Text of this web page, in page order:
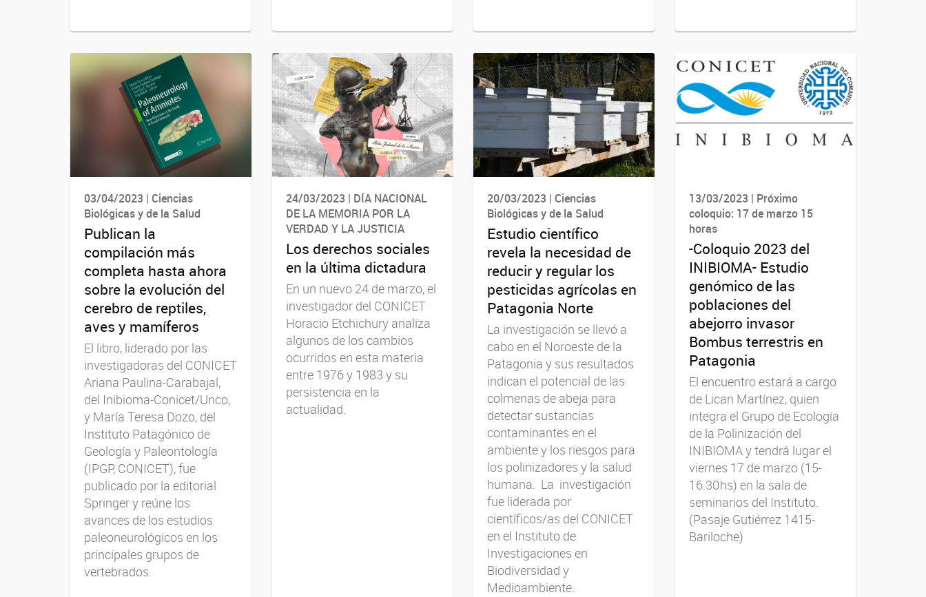
03/04/2023 | Ciencias
Biológicas y de la Salud
Publican la
compilación más
completa hasta ahora
sobre la evolución del
cerebro de reptiles,
aves y mamíferos
El libro, liderado por las
investigadoras del CONICET
Ariana Paulina-Carabajal,
del Inibioma-Conicet/Unco,
y María Teresa Dozo, del
Instituto Patagónico de
Geología y Paleontología
(IPGP, CONICET), fue
publicado por la editorial
Springer y reúne los
avances de los estudios
paleoneurológicos en los
principales grupos de
vertebrados.
24/03/2023 | DÍA NACIONAL
DE LA MEMORIA POR LA
VERDAD Y LA JUSTICIA
Los derechos sociales
en la última dictadura
En un nuevo 24 de marzo, el
investigador del CONICET
Horacio Etchichury analiza
algunos de los cambios
ocurridos en esta materia
entre 1976 y 1983 y su
persistencia en la
actualidad.
20/03/2023 | Ciencias
Biológicas y de la Salud
Estudio científico
revela la necesidad de
reducir y regular los
pesticidas agrícolas en
Patagonia Norte
La investigación se llevó a
cabo en el Noroeste de la
Patagonia y sus resultados
indican el potencial de las
colmenas de abeja para
detectar sustancias
contaminantes en el
ambiente y los riesgos para
los polinizadores y la salud
humana. La investigación
fue liderada por
científicos/as del CONICET
en el Instituto de
Investigaciones en
Biodiversidad y
Medioambiente.
13/03/2023 | Próximo
coloquio: 17 de marzo 15
horas
-Coloquio 2023 del
INIBIOMA- Estudio
genómico de las
poblaciones del
abejorro invasor
Bombus terrestris en
Patagonia
El encuentro estará a cargo
de Lican Martínez, quien
integra el Grupo de Ecología
de la Polinización del
INIBIOMA y tendrá lugar el
viernes 17 de marzo (15-
16.30hs) en la sala de
seminarios del Instituto.
(Pasaje Gutiérrez 1415-
Bariloche)